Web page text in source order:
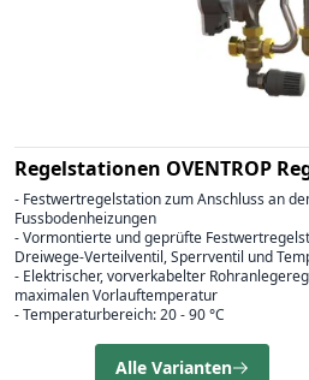
Regelstationen OVENTROP
- Festwertregelstation zum Anschluss an
Fussbodenheizungen
- Vormontierte und geprüfte
Dreiwege-Verteilventil, Sperrventil und
- Elektrischer, vorverkabelter
maximalen Vorlauftemperatur
- Temperaturbereich: 20 - 90 °C
Alle Varianten